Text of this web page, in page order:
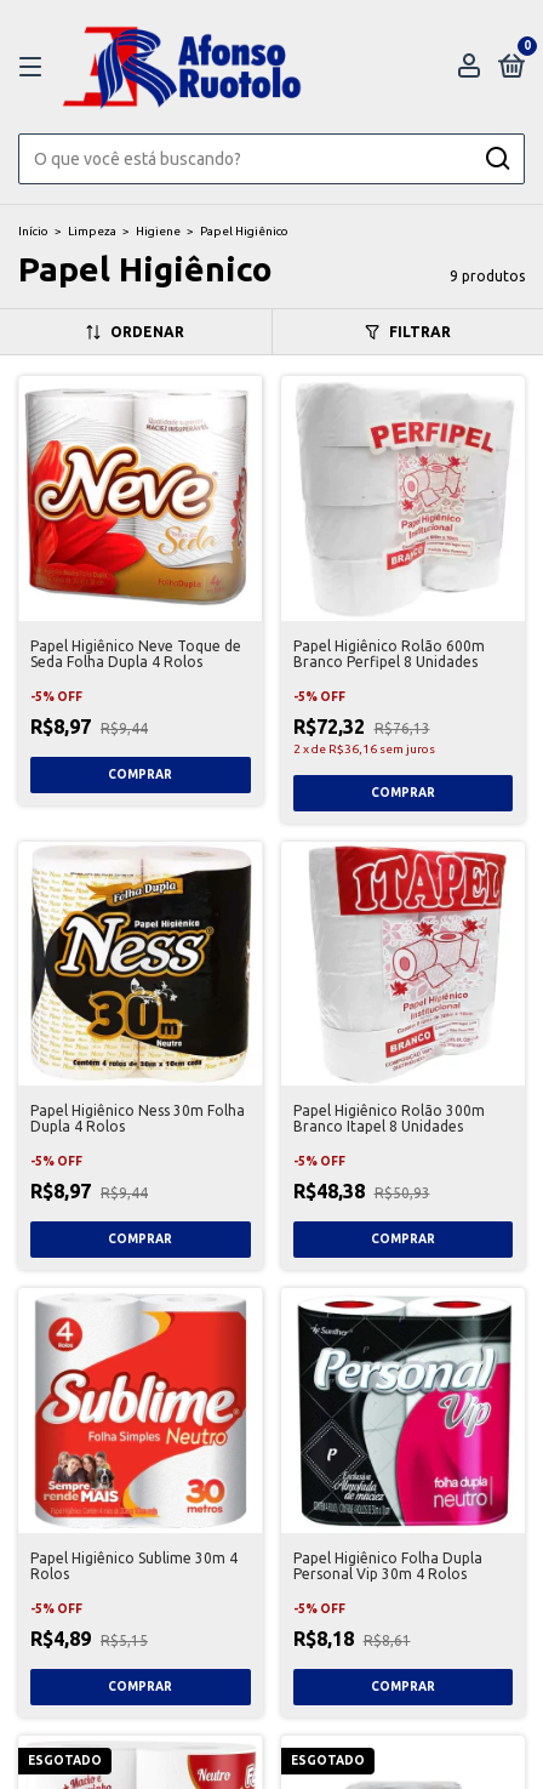
0
Início > Limpeza > Higiene > Papel Higiênico
Papel Higiênico 9 produtos
ORDENAR FILTRAR
Papel Higiênico Neve Toque de
Seda Folha Dupla 4 Rolos
-5% OFF
R$8,97 R$9,44
Papel Higiênico Rolão 600m
Branco Perfipel 8 Unidades
-5% OFF
R$72,32 R$76,13
2 xde R$36,16 sem juros
Papel Higiênico Ness 30m Folha
Dupla 4 Rolos
-5% OFF
R$8,97 R$9,44
Papel Higiênico Rolão 300m
Branco Itapel 8 Unidades
-5% OFF
R$48,38 R$50,93
Papel Higiênico Sublime 30m 4
Rolos
-5% OFF
R$4,89 R$5,15
Papel Higiênico Folha Dupla
Personal Vip 30m 4 Rolos
-5% OFF
R$8,18 R$8,61
ESGOTADO ESGOTADO